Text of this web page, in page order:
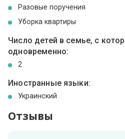
Разовые поручения
Уборка квартиры
Число детей в семье, с
одновременно:
2
Иностранные языки:
Украинский
Отзывы